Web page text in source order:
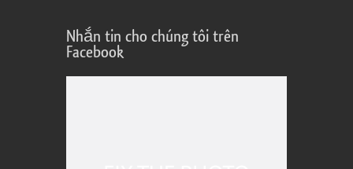
Nhắn tin cho chúng tôi trên
Facebook